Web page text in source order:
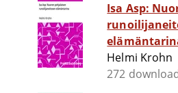
Isa Asp:
Helmi Krohn
272